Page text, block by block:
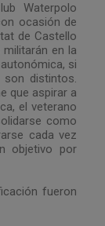
Waterpolo
ocasión de
de Castello
en la
si
distintos.
que aspirar a
el veterano
como
cada vez
objetivo por
fueron